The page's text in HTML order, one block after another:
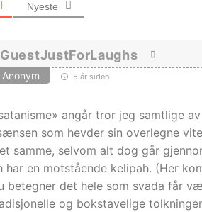
Nyeste
GuestJustForLaughs
Anonym 5 år siden
angår tror jeg samtlige
som hevder sin overlegne
samme, selvom alt dog går
har en motstående kelipah. (Her
betegner det hele som svada får
og bokstavelige